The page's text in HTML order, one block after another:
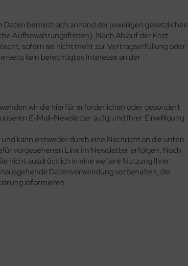
bemisst sich anhand der jeweiligen gesetzlichen
Aufbewahrungsfristen). Nach Ablauf der Frist
sofern sie nicht mehr zur Vertragserfüllung oder
kein berechtigtes Interesse an der
wir die hierfür erforderlichen oder gesondert
E-Mail-Newsletter aufgrund Ihrer Einwilligung
kann entweder durch eine Nachricht an die unten
vorgesehenen Link im Newsletter erfolgen. Nach
nicht ausdrücklich in eine weitere Nutzung Ihrer
Datenverwendung vorbehalten, die
informieren.